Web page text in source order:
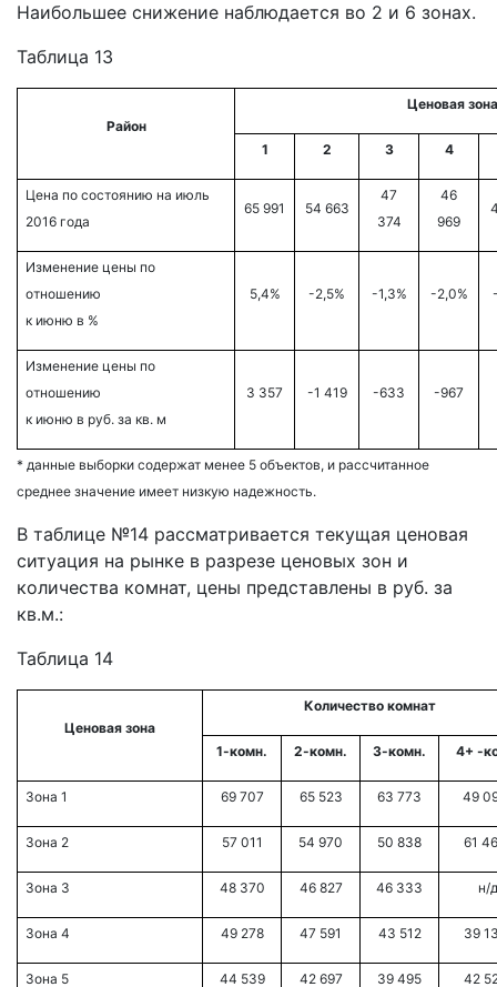
Наибольшее снижение наблюдается во 2 и 6 зонах.
Таблица 13
Район
Ценовая зона
1 2 3 4
Цена по состоянию на июль
2016 года
65 991 54 663
47
374
46
969
Изменение цены по
отношению
к июню в %
5,4% -2,5% -1,3% -2,0%
Изменение цены по
отношению
к июню в руб. за кв. м
3 357 -1 419 -633 -967
* данные выборки содержат менее 5 объектов, и рассчитанное
среднее значение имеет низкую надежность.
В таблице №14 рассматривается текущая ценовая
ситуация на рынке в разрезе ценовых зон и
количества комнат, цены представлены в руб. за
кв.м.:
Таблица 14
Ценовая зона
Количество комнат
1-комн. 2-комн. 3-комн. 4+ -
Зона 1 69 707 65 523 63 773 49
Зона 2 57 011 54 970 50 838 61
Зона 3 48 370 46 827 46 333 н/д
Зона 4 49 278 47 591 43 512 39
Зона 5 44 539 42 697 39 495 42